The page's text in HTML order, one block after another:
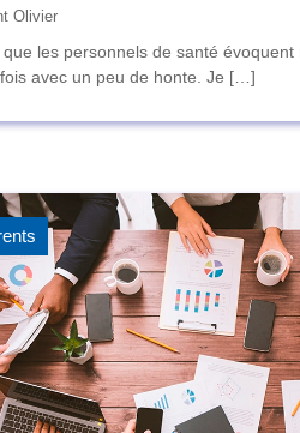
Olivier
que les personnels de santé
avec un peu de honte. Je […]